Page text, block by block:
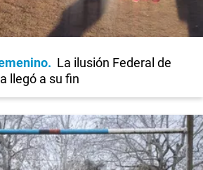
La ilusión Federal de
llegó a su fin